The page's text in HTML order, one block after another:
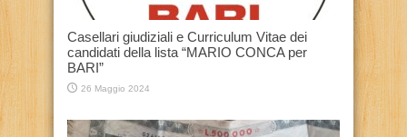
Casellari giudiziali e Curriculum Vitae dei
candidati della lista “MARIO CONCA per
BARI”
26 Maggio 2024